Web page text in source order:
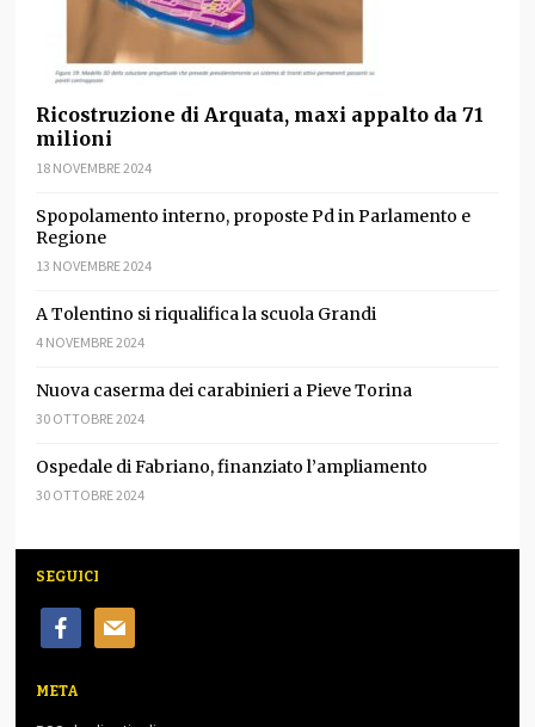
Ricostruzione di Arquata, maxi appalto da 71
milioni
18 NOVEMBRE 2024
Spopolamento interno, proposte Pd in Parlamento e
Regione
13 NOVEMBRE 2024
A Tolentino si riqualifica la scuola Grandi
4 NOVEMBRE 2024
Nuova caserma dei carabinieri a Pieve Torina
30 OTTOBRE 2024
Ospedale di Fabriano, finanziato l’ampliamento
30 OTTOBRE 2024
SEGUICI
facebookmail
META